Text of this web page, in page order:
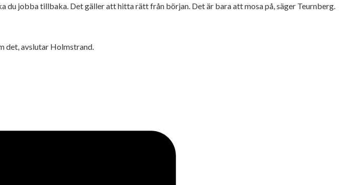
jobba tillbaka. Det gäller att hitta rätt från början. Det är bara att mosa på, säger Teurnberg.
det, avslutar Holmstrand.